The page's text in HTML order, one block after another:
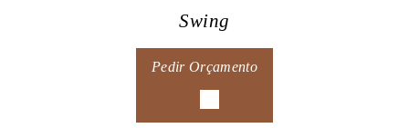
Swing
Pedir Orçamento